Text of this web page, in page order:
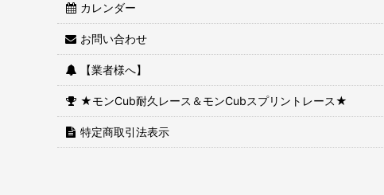
カレンダー
お問い合わせ
【業者様へ】
★モンCub耐久レース＆モンCubスプリントレース★
特定商取引法表示